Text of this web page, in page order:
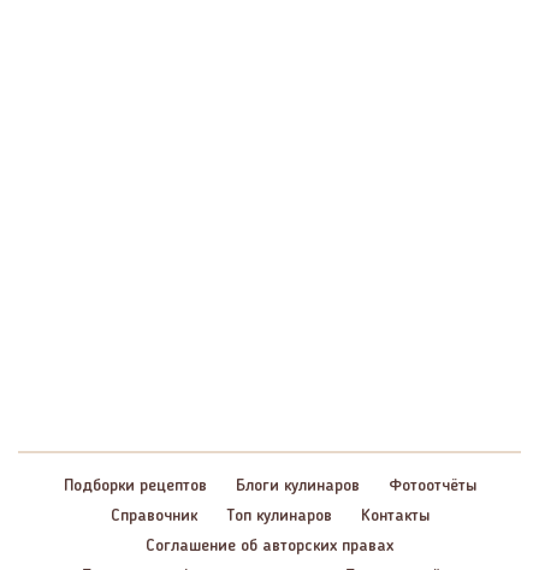
Подборки рецептов Блоги кулинаров
Фотоотчёты
Справочник
Топ кулинаров
Контакты
Соглашение об авторских правах